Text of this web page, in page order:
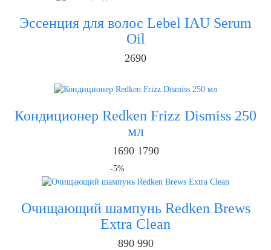
Эссенция для волос Lebel IAU Serum
Oil
2690
Кондиционер Redken Frizz Dismiss 250
мл
1690 1790
-5%
Очищающий шампунь Redken Brews
Extra Clean
890 990